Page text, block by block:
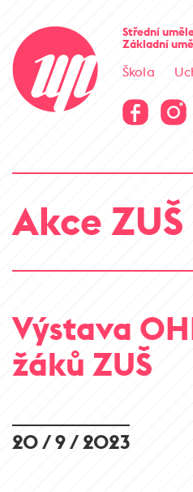
Střední
Základní
Škola
Virtuální
Virtuální
Akce ZUŠ
Výstava
žáků ZUŠ
20 / 9 / 2023